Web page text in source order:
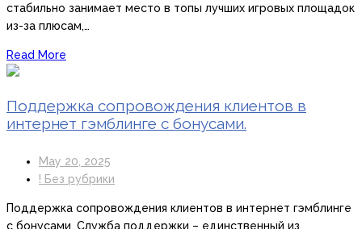
стабильно занимает место в топы лучших игровых площадок
из-за плюсам,…
Read More
Поддержка сопровождения клиентов в
интернет гэмблинге с бонусами.
May 20, 2025
! Без рубрики
Поддержка сопровождения клиентов в интернет гэмблинге
с бонусами. Служба поддержки – единственный из